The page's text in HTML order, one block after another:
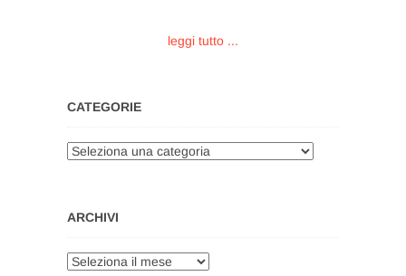
leggi tutto ...
CATEGORIE
Categorie
ARCHIVI
Archivi